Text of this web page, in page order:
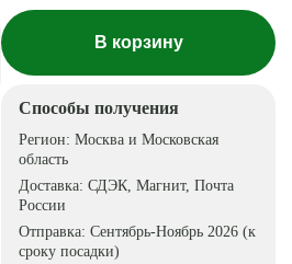
В корзину
Способы получения
Регион:Москва и Московская
область
Доставка:СДЭК, Магнит, Почта
России
Отправка:Сентябрь-Ноябрь 2026 (к
сроку посадки)